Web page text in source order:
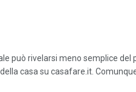
può rivelarsi meno semplice
casa su casafare.it.